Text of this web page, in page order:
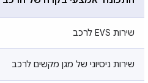
שירות EVS לרכב
שירות ניסיוני של מגן מקשים לרכב